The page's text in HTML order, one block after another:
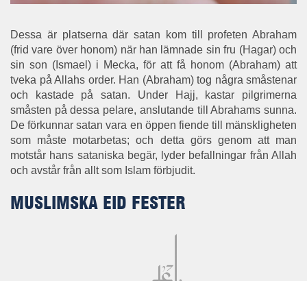
Dessa är platserna där satan kom till profeten Abraham
(frid vare över honom) när han lämnade sin fru (Hagar) och
sin son (Ismael) i Mecka, för att få honom (Abraham) att
tveka på Allahs order. Han (Abraham) tog några småstenar
och kastade på satan. Under Hajj, kastar pilgrimerna
småsten på dessa pelare, anslutande till Abrahams sunna.
De förkunnar satan vara en öppen fiende till mänskligheten
som måste motarbetas; och detta görs genom att man
motstår hans sataniska begär, lyder befallningar från Allah
och avstår från allt som Islam förbjudit.
MUSLIMSKA EID FESTER